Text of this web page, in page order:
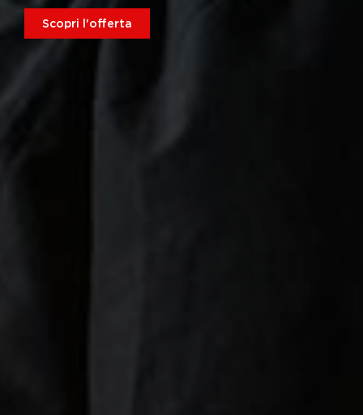
Scopri l'offerta